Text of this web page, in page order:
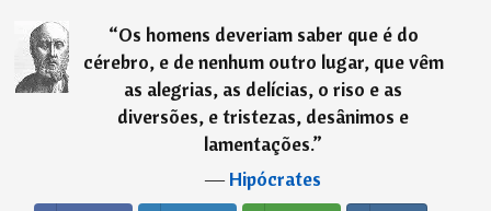
“Os homens deveriam saber que é do
cérebro, e de nenhum outro lugar, que vêm
as alegrias, as delícias, o riso e as
diversões, e tristezas, desânimos e
lamentações.”
―Hipócrates